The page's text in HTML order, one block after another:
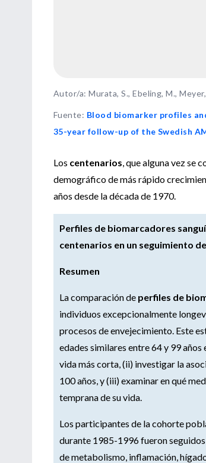
Autor/a: Murata, S., Ebeling, M.,
Fuente: Blood biomarker profiles
35-year follow-up of the Swedish
Los centenarios , que alguna vez se
demográfico de más rápido
años desde la década de 1970.
Perfiles de biomarcadores
centenarios en un seguimiento
Resumen
La comparación de perfiles de
individuos excepcionalmente
procesos de envejecimiento. Este
edades similares entre 64 y 99
vida más corta, (ii) investigar la
100 años, y (iii) examinar en qué
temprana de su vida.
Los participantes de la cohorte
durante 1985-1996 fueron
de metabolismo, inflamación,